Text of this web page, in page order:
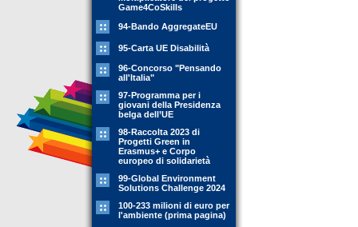
Game4CoSkills
94-Bando AggregateEU
95-Carta UE Disabilità
96-Concorso "Pensando
all'Italia"
97-Programma per i
giovani della Presidenza
belga dell’UE
98-Raccolta 2023 di
Progetti Green in
Erasmus+ e Corpo
europeo di solidarietà
99-Global Environment
Solutions Challenge 2024
100-233 milioni di euro per
l'ambiente (prima pagina)